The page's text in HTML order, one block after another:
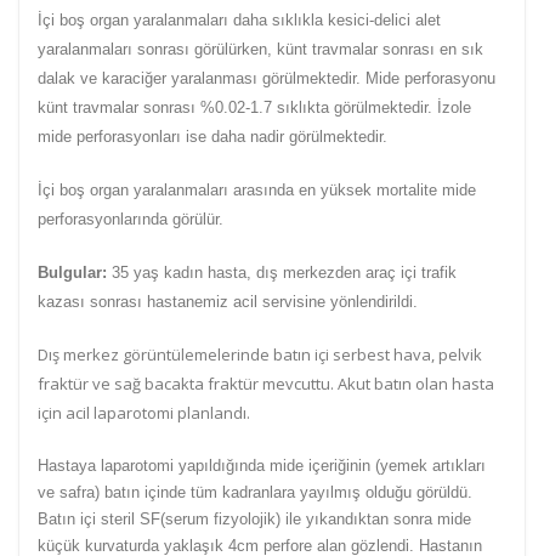
İçi boş organ yaralanmaları daha sıklıkla kesici-delici alet
yaralanmaları sonrası görülürken, künt travmalar sonrası en sık
dalak ve karaciğer yaralanması görülmektedir. Mide perforasyonu
künt travmalar sonrası %0.02-1.7 sıklıkta görülmektedir. İzole
mide perforasyonları ise daha nadir görülmektedir.
İçi boş organ yaralanmaları arasında en yüksek mortalite mide
perforasyonlarında görülür.
Bulgular: 35 yaş kadın hasta, dış merkezden araç içi trafik
kazası sonrası hastanemiz acil servisine yönlendirildi.
Dış merkez görüntülemelerinde batın içi serbest hava, pelvik
fraktür ve sağ bacakta fraktür mevcuttu. Akut batın olan hasta
için acil laparotomi planlandı.
Hastaya laparotomi yapıldığında mide içeriğinin (yemek artıkları
ve safra) batın içinde tüm kadranlara yayılmış olduğu görüldü.
Batın içi steril SF(serum fizyolojik) ile yıkandıktan sonra mide
küçük kurvaturda yaklaşık 4cm perfore alan gözlendi. Hastanın